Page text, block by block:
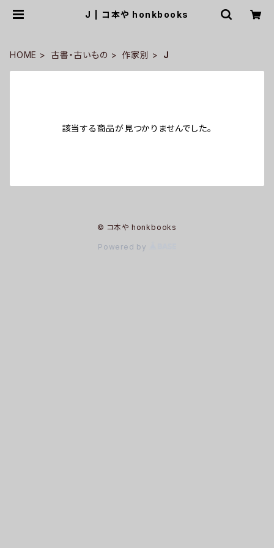
J | コ本や honkbooks
HOME 古書・古いもの 作家別 J
該当する商品が見つかりませんでした。
© コ本や honkbooks
Powered by